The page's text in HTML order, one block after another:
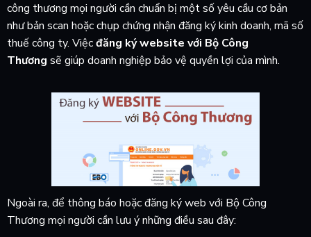
công thương mọi người cần chuẩn bị một số yêu cầu cơ bản
như bản scan hoặc chụp chứng nhận đăng ký kinh doanh, mã số
thuế công ty. Việcđăng ký website với Bộ Công
Thương sẽ giúp doanh nghiệp bảo vệ quyền lợi của mình.
Ngoài ra, để thông báo hoặc đăng ký web với Bộ Công
Thương mọi người cần lưu ý những điều sau đây: